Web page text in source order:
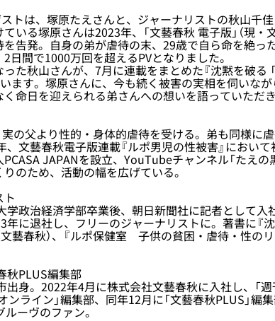
ストは、塚原たえさんと、ジャーナリストの秋山千
いる塚原さんは2023年、「文藝春秋 電子版」（現・
告発。自身の弟が虐待の末、29歳で自ら命を絶っ
日間で1000万回を超えるPVとなりました。
た秋山さんが、7月に連載をまとめた『沈黙を破る
ます。塚原さんに、今も続く被害の実相を伺いな
命日を迎えられる弟さんへの想いを語っていただ
の父より性的・身体的虐待を受ける。弟も同様に
文藝春秋電子版連載『ルポ男児の性被害』におい
JAPANを設立、YouTubeチャンネル「たえの
のため、活動の幅を広げている。
ト
政治経済学部卒業後、朝日新聞社に記者として入
年に退社し、フリーのジャーナリストに。著書に『
文藝春秋）、『ルポ保健室 子供の貧困・虐待・性のリ
秋PLUS編集部
身。2022年4月に株式会社文藝春秋に入社し、「週
ンライン」編集部、同年12月に「文藝春秋PLUS」編
ーヴのファン。